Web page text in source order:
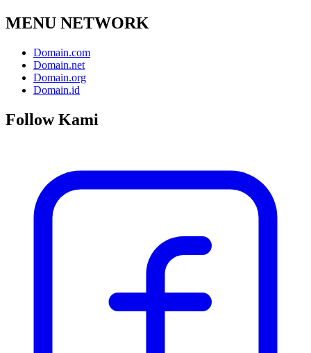
MENU NETWORK
Domain.com
Domain.net
Domain.org
Domain.id
Follow Kami